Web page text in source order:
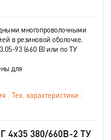
многопроволочными
в резиновой оболочке.
93 (660 В) или по ТУ
для
Тех. характеристики
4х35 380/660В-2 ТУ